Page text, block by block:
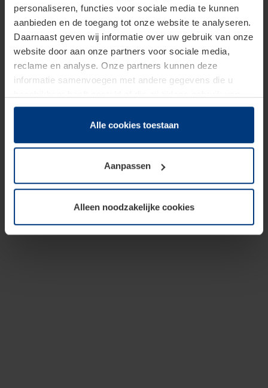
personaliseren, functies voor sociale media te kunnen
aanbieden en de toegang tot onze website te analyseren.
Daarnaast geven wij informatie over uw gebruik van onze
website door aan onze partners voor sociale media,
reclame en analyse. Onze partners kunnen deze
informatie samenvoegen met andere gegevens die u
hun diensten hebben verzameld.
Juridisch hebben wij het recht om cookies op uw
van deze pagina's absoluut vereist is. Voor alle andere
soorten cookies is uw toestemming benodigd. Uw
toestemming kunt u op elk moment bij de uitleg van de
wijzigen of herroepen.
Alle cookies toestaan
Aanpassen
Alleen noodzakelijke cookies